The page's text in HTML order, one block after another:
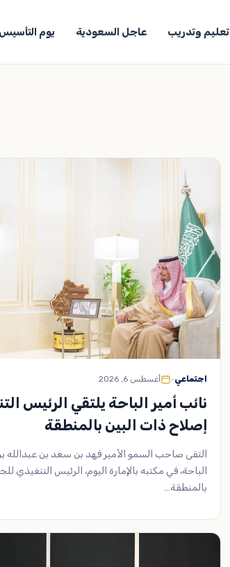
تعليم وتدريب عاجل السعودية يوم التأسيس
اجتماعي• أغسطس 6, 2026
نائب أمير الباحة يلتقي الرئيس
إصلاح ذات البين بالمنطقة
التقى صاحب السمو الأمير فهد بن سعد بن عبدالله
الباحة، في مكتبه بالإمارة اليوم، الرئيس التنفيذي
بالمنطقة…